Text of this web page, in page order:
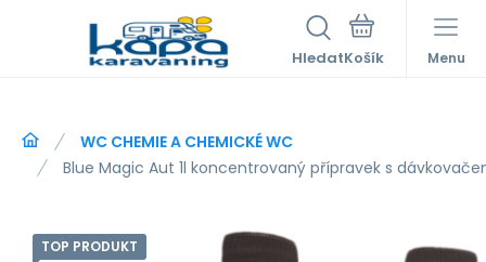
Hledat Menu
WC CHEMIE A CHEMICKÉ WC
Blue Magic Aut 1l koncentrovaný přípravek s
TOP PRODUKT